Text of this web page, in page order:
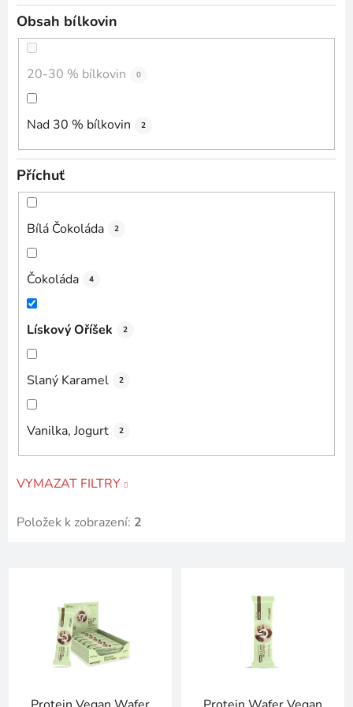
Obsah bílkovin
20-30 % bílkovin 0
Nad 30 % bílkovin 2
Příchuť
Bílá Čokoláda 2
Čokoláda 4
Lískový Oříšek 2
Slaný Karamel 2
Vanilka, Jogurt 2
VYMAZAT FILTRY
Položek k zobrazení: 2